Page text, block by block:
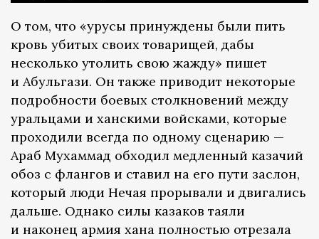
О том, что «урусы принуждены были пить
кровь убитых своих товарищей, дабы
несколько утолить свою жажду» пишет
и Абульгази. Он также приводит некоторые
подробности боевых столкновений между
уральцами и ханскими войсками, которые
проходили всегда по одному сценарию —
Араб Мухаммад обходил медленный казачий
обоз с флангов и ставил на его пути заслон,
который люди Нечая прорывали и двигались
дальше. Однако силы казаков таяли
и наконец армия хана полностью отрезала